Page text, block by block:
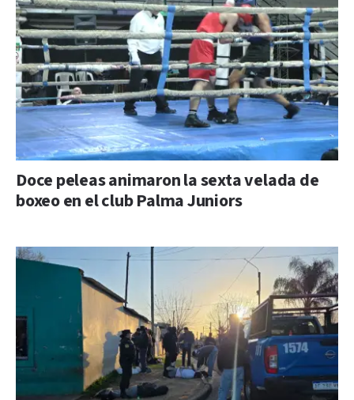
Doce peleas animaron la sexta velada de
boxeo en el club Palma Juniors